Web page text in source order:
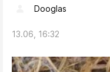
Dooglas
13.06, 16:32